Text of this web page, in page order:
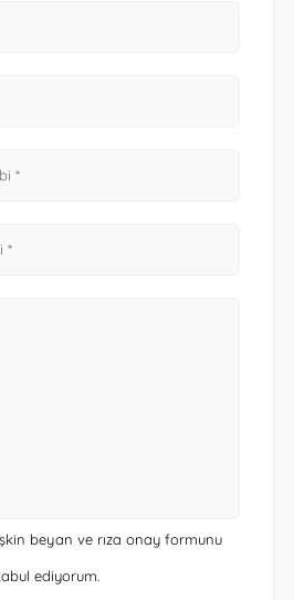
beyan ve rıza onay formunu
ediyorum.